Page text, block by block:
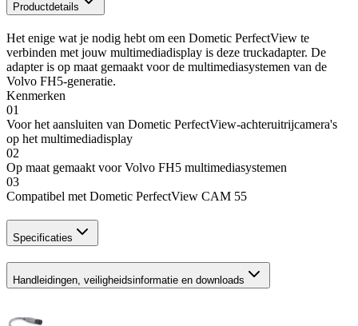
Productdetails
Het enige wat je nodig hebt om een Dometic PerfectView te
verbinden met jouw multimediadisplay is deze truckadapter. De
adapter is op maat gemaakt voor de multimediasystemen van de
Volvo FH5-generatie.
Kenmerken
01
Voor het aansluiten van Dometic PerfectView-achteruitrijcamera's
op het multimediadisplay
02
Op maat gemaakt voor Volvo FH5 multimediasystemen
03
Compatibel met Dometic PerfectView CAM 55
Specificaties
Handleidingen, veiligheidsinformatie en downloads